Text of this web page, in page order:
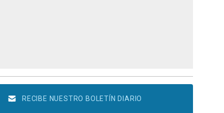
RECIBE NUESTRO BOLETÍN DIARIO